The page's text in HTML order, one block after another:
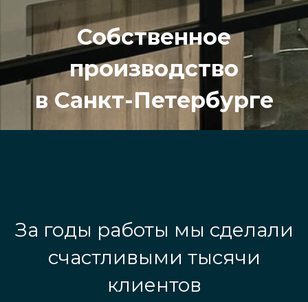
Собственное
производство
в Санкт-Петербурге
За годы работы мы сделали
счастливыми тысячи
клиентов